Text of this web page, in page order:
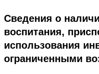
Сведения о
воспитания,
использования
ограниченными